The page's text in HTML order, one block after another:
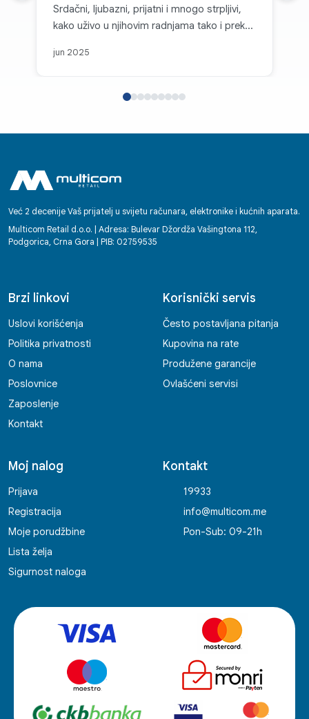
Srdačni, ljubazni, prijatni i mnogo strpljivi,
kako uživo u njihovim radnjama tako i preko
za Multicom d.o.o. i sve pohvale za takvu
slobodno reći, parira velikim firmama i
Bilo da se radi o podršci, savjetovanju ili
tehničkoj pomoći, radnici Multicoma
ostavljaju dojam partnera na kojega se
možete osloniti. Svako dobro! Enko
jun 2025
Već 2 decenije Vaš prijatelj u svijetu računara, elektronike i kućnih aparata.
Multicom Retail d.o.o. | Adresa: Bulevar Džordža Vašingtona 112,
Podgorica, Crna Gora | PIB: 02759535
Brzi linkovi
Uslovi korišćenja
Politika privatnosti
O nama
Poslovnice
Zaposlenje
Kontakt
Korisnički servis
Često postavljana pitanja
Kupovina na rate
Produžene garancije
Ovlašćeni servisi
Moj nalog
Prijava
Registracija
Moje porudžbine
Lista želja
Sigurnost naloga
Kontakt
19933
info@multicom.me
Pon-Sub: 09-21h